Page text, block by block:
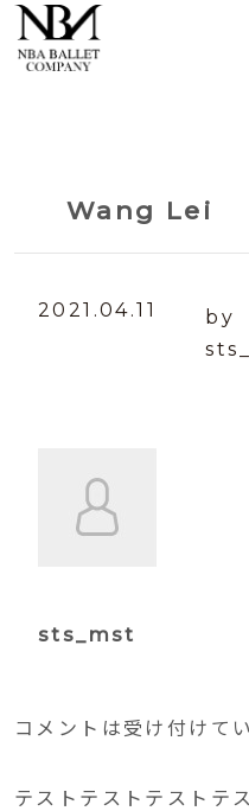
Wang Lei
2021.04.11
by
sts_mst
コメントは受け付けて
テストテストテストテ